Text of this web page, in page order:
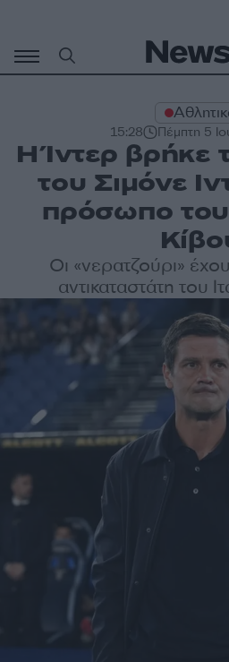
περιεχόμενο
15:28 Πέμπτη 5
Η Ίντερ βρήκε
του Σιμόνε
πρόσωπο του
Οι «νερατζούρι»
αντικαταστάτη του